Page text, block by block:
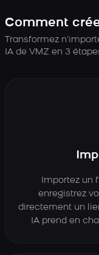
Comment
Transformez
IA de VMZ en 3
Importez un
enregistrez
directement un
IA prend en